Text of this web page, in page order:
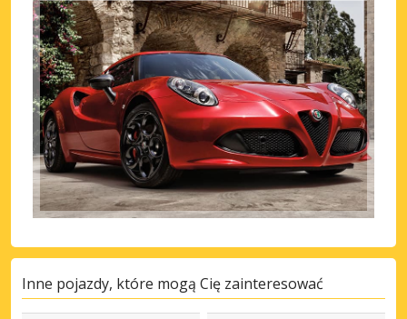
Inne pojazdy, które mogą Cię zainteresować
Najlepsze oszczędności
Uzyskaj dostęp do ekskluzywnych ofert
partnerów
Zaloguj się przez eLink